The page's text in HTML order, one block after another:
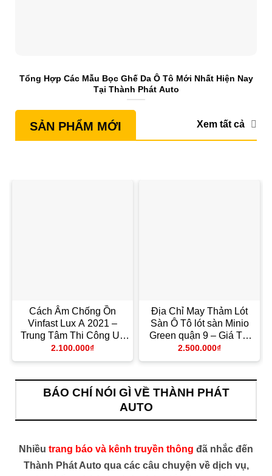
Tổng Hợp Các Mẫu Bọc Ghế Da Ô Tô Mới Nhất Hiện Nay
Tại Thành Phát Auto
SẢN PHẨM MỚI Xem tất cả
Cách Âm Chống Ồn
Vinfast Lux A 2021 –
Trung Tâm Thi Công Uy
Tín TPHCM
2.100.000₫
Địa Chỉ May Thảm Lót
Sàn Ô Tô lót sàn Minio
Green quận 9 – Giá Tốt
TPHCM
2.500.000₫
BÁO CHÍ NÓI GÌ VỀ THÀNH PHÁT
AUTO
Nhiều trang báo và kênh truyền thông đã nhắc đến
Thành Phát Auto qua các câu chuyện về dịch vụ,